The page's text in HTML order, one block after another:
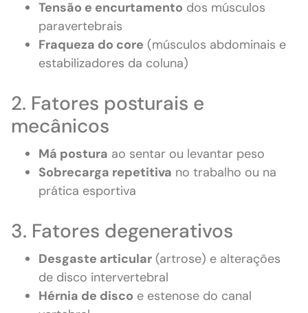
Tensão e encurtamento dos músculos
paravertebrais
Fraqueza do core (músculos abdominais e
estabilizadores da coluna)
2. Fatores posturais e
mecânicos
Má postura ao sentar ou levantar peso
Sobrecarga repetitiva no trabalho ou na
prática esportiva
3. Fatores degenerativos
Desgaste articular (artrose) e alterações
de disco intervertebral
Hérnia de disco e estenose do canal